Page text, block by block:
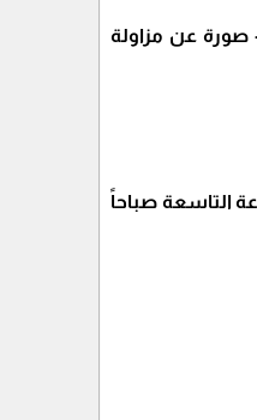
صورة عن مزاولة
التاسعة صباحاً